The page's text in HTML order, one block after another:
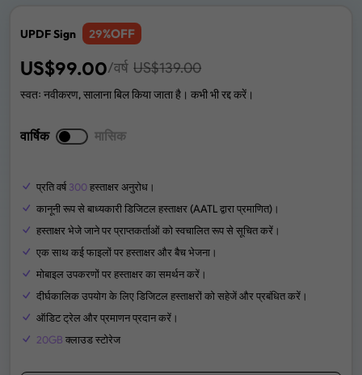
UPDF Sign 29%OFF
US$99.00/वर्ष US$139.00
स्वतः नवीकरण, सालाना बिल किया जाता है। कभी भी रद्द करें।
वार्षिक मासिक
प्रति वर्ष 300 हस्ताक्षर अनुरोध।
कानूनी रूप से बाध्यकारी डिजिटल हस्ताक्षर (AATL द्वारा प्रमाणित)।
हस्ताक्षर भेजे जाने पर प्राप्तकर्ताओं को स्वचालित रूप से सूचित करें।
एक साथ कई फाइलों पर हस्ताक्षर और बैच भेजना।
मोबाइल उपकरणों पर हस्ताक्षर का समर्थन करें।
दीर्घकालिक उपयोग के लिए डिजिटल हस्ताक्षरों को सहेजें और प्रबंधित करें।
ऑडिट ट्रेल और प्रमाणन प्रदान करें।
20GB क्लाउड स्टोरेज